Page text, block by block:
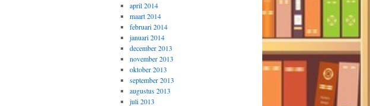
april 2014
maart 2014
februari 2014
januari 2014
december 2013
november 2013
oktober 2013
september 2013
augustus 2013
juli 2013